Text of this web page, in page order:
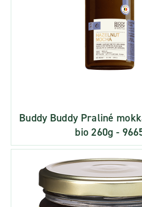
Buddy Buddy Praliné
bio 260g -